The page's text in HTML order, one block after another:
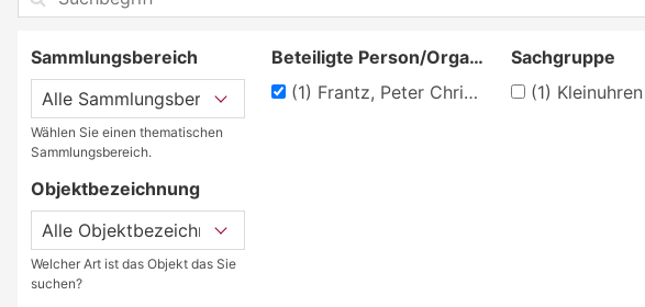
Sammlungsbereich
Wählen Sie einen thematischen
Sammlungsbereich.
Objektbezeichnung
Welcher Art ist das Objekt das Sie
suchen?
Beteiligte Person/Organisation
(1) Frantz, Peter Christian
Sachgruppe
(1) Kleinuhren